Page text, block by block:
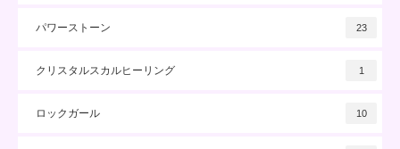
パワーストーン 23
クリスタルスカルヒーリング 1
ロックガール 10